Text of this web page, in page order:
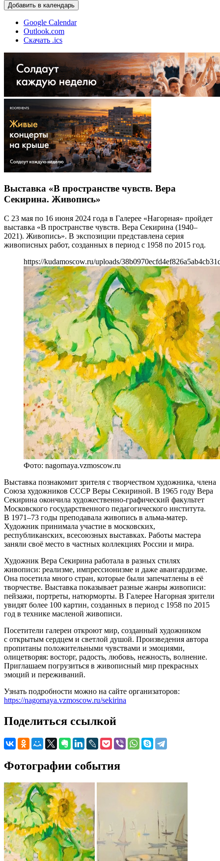
Добавить в календарь
Google Calendar
Outlook.com
Скачать .ics
Выставка «В пространстве чувств. Вера
Секирина. Живопись»
С 23 мая по 16 июня 2024 года в Галерее «Нагорная» пройдет
выставка «В пространстве чувств. Вера Секирина (1940–
2021). Живопись». В экспозиции представлена серия
живописных работ, созданных в период с 1958 по 2015 год.
https://kudamoscow.ru/uploads/
Фото: nagornaya.vzmoscow.ru
Выставка познакомит зрителя с творчеством художника, члена
Союза художников СССР Веры Секириной. В 1965 году Вера
Секирина окончила художественно-графический факультет
Московского государственного педагогического института.
В 1971–73 годы преподавала живопись в альма-матер.
Художник принимала участие в московских,
республиканских, всесоюзных выставках. Работы мастера
заняли своё место в частных коллекциях России и мира.
Художник Вера Секирина работала в разных стилях
живописи: реализме, импрессионизме и даже авангардизме.
Она посетила много стран, которые были запечатлены в её
творчестве. Выставка показывает разные жанры живописи:
пейзажи, портреты, натюрморты. В Галерее Нагорная зрители
увидят более 100 картин, созданных в период с 1958 по 2015
год в технике масленой живописи.
Посетители галереи откроют мир, созданный художником
с открытым сердцем и светлой душой. Произведения автора
пропитаны положительными чувствами и эмоциями,
олицетворяя: восторг, радость, любовь, нежность, волнение.
Приглашаем погрузиться в живописный мир прекрасных
эмоций и переживаний.
Узнать подробности можно на сайте организаторов:
https://nagornaya.vzmoscow.ru/sekirina
Поделиться ссылкой
Фотографии события